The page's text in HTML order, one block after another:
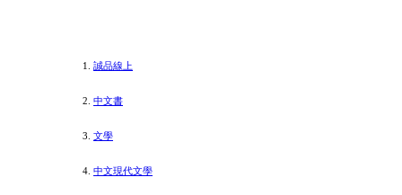
誠品線上
中文書
文學
中文現代文學